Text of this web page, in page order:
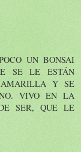
UN BONSAI
SE LE ESTÁN
AMARILLA Y SE
VIVO EN LA
SER, QUE LE